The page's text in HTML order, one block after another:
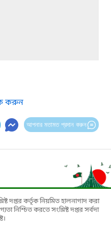
করুন
আপনার মতামত প্রদান করুন
দপ্তর কর্তৃক নিয়মিত হালনাগাদ করা
নিশ্চিত করতে সংশ্লিষ্ট দপ্তর সর্বদা